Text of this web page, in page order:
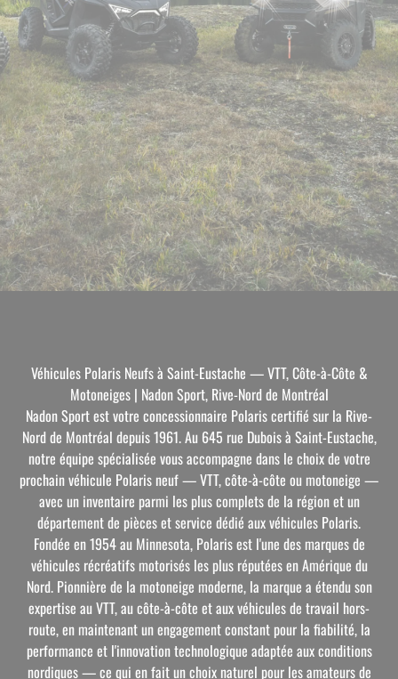
Véhicules Polaris Neufs à Saint-Eustache — VTT, Côte-à-Côte &
Motoneiges | Nadon Sport, Rive-Nord de Montréal
Nadon Sport est votre concessionnaire Polaris certifié sur la Rive-
Nord de Montréal depuis 1961. Au 645 rue Dubois à Saint-Eustache,
notre équipe spécialisée vous accompagne dans le choix de votre
prochain véhicule Polaris neuf — VTT, côte-à-côte ou motoneige —
avec un inventaire parmi les plus complets de la région et un
département de pièces et service dédié aux véhicules Polaris.
Fondée en 1954 au Minnesota, Polaris est l'une des marques de
véhicules récréatifs motorisés les plus réputées en Amérique du
Nord. Pionnière de la motoneige moderne, la marque a étendu son
expertise au VTT, au côte-à-côte et aux véhicules de travail hors-
route, en maintenant un engagement constant pour la fiabilité, la
performance et l'innovation technologique adaptée aux conditions
nordiques — ce qui en fait un choix naturel pour les amateurs de